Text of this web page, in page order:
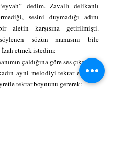
dedim. Zavallı delikanlı
sesini duymadığı adını
aletin karşısına getirilmişti.
sözün manasını bile
İzah etmek istedim:
çaldığına göre ses çıkar.”
ayni melodiyi tekrar etti, Ali
tekrar boynunu gererek: